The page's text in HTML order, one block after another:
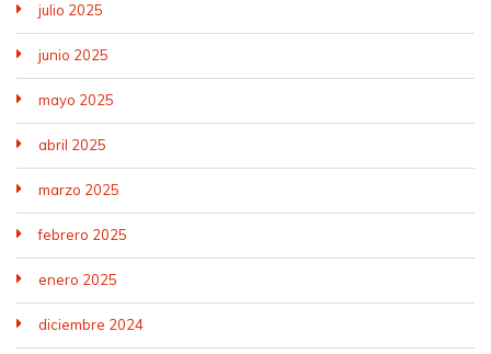
julio 2025
junio 2025
mayo 2025
abril 2025
marzo 2025
febrero 2025
enero 2025
diciembre 2024